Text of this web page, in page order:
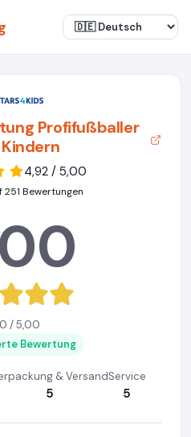
Profifußballer
4,92 / 5,00
251 Bewertungen
/ 5,00
Bewertung
& Versand
5
Service
5